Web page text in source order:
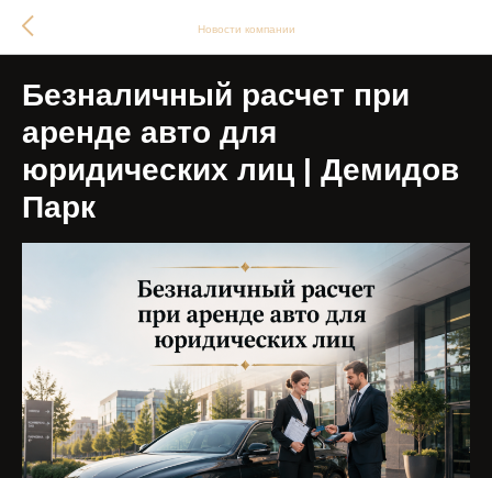
Новости компании
Безналичный расчет при
аренде авто для
юридических лиц | Демидов
Парк